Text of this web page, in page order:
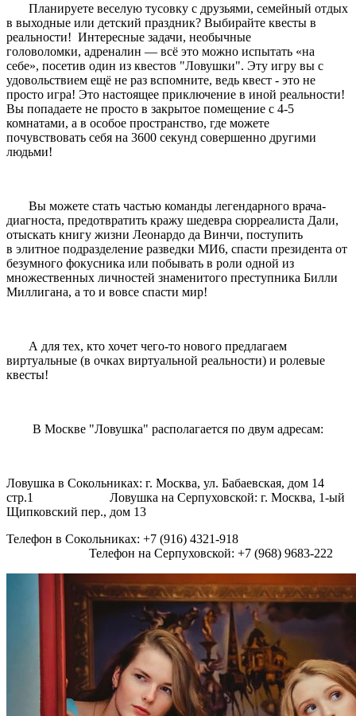
Планируете веселую тусовку с друзьями, семейный отдых
в выходные или детский праздник? Выбирайте квесты в
реальности! Интересные задачи, необычные
головоломки, адреналин — всё это можно испытать «на
себе», посетив один из квестов "Ловушки". Эту игру вы с
удовольствием ещё не раз вспомните, ведь квест - это не
просто игра! Это настоящее приключение в иной реальности!
Вы попадаете не просто в закрытое помещение с 4-5
комнатами, а в особое пространство, где можете
почувствовать себя на 3600 секунд совершенно другими
людьми!
Вы можете стать частью команды легендарного врача-
диагноста, предотвратить кражу шедевра сюрреалиста Дали,
отыскать книгу жизни Леонардо да Винчи, поступить
в элитное подразделение разведки МИ6, спасти президента от
безумного фокусника или побывать в роли одной из
множественных личностей знаменитого преступника Билли
Миллигана, а то и вовсе спасти мир!
А для тех, кто хочет чего-то нового предлагаем
виртуальные (в очках виртуальной реальности) и ролевые
квесты!
В Москве "Ловушка" располагается по двум адресам:
Ловушка в Сокольниках: г. Москва, ул. Бабаевская, дом 14
стр.1 Ловушка на Серпуховской: г. Москва, 1-ый
Щипковский пер., дом 13
Телефон в Сокольниках: +7 (916) 4321-918
Телефон на Серпуховской: +7 (968) 9683-222